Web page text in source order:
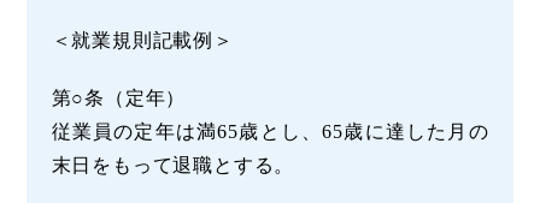
＜就業規則記載例＞
第○条（定年）
従業員の定年は満65歳とし、65歳に達した月の
末日をもって退職とする。